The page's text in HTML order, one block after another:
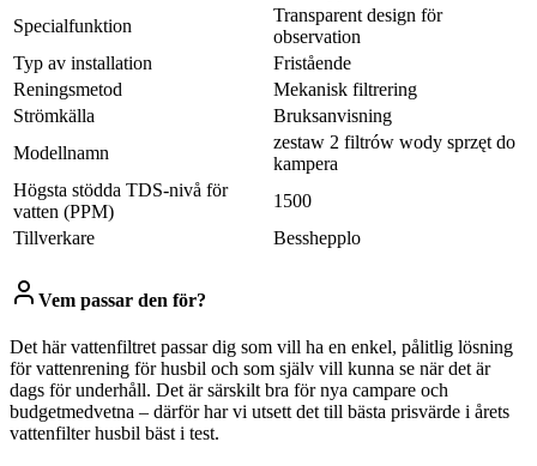
Specialfunktion
Transparent design för
observation
Typ av installation
Fristående
Reningsmetod
Mekanisk filtrering
Strömkälla
Bruksanvisning
Modellnamn
zestaw 2 filtrów wody sprzęt do
kampera
Högsta stödda TDS-nivå för
vatten (PPM)
1500
Tillverkare
Besshepplo
Vem passar den för?
Det här vattenfiltret passar dig som vill ha en enkel, pålitlig lösning
för vattenrening för husbil och som själv vill kunna se när det är
dags för underhåll. Det är särskilt bra för nya campare och
budgetmedvetna – därför har vi utsett det till bästa prisvärde i årets
vattenfilter husbil bäst i test.